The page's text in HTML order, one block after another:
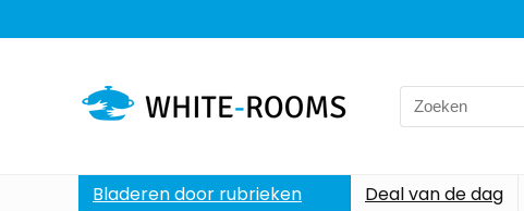
Search
for:
Bladeren door rubrieken Deal van de dag